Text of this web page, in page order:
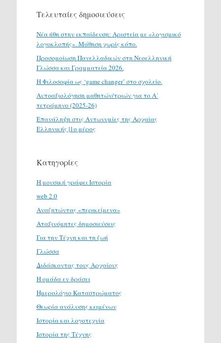
Τελευταίες δημοσιεύσεις
Νέα ήθη στην εκπαίδευση: Αριστεία με «λογισμικό
λογοκλοπής». Μάθηση χωρίς κόπο.
Προσομοίωση Πανελλαδικών στη Νεοελληνική
Γλώσσα και Γραμματεία 2026.
H Φιλοσοφία ως ‘game changer’ στο σχολείο.
Αυτοαξιολόγηση μαθητών/τριών για το Α΄
τετράμηνο (2025-26)
Επανάληψη στις Αντωνυμίες της Αρχαίας
Ελληνικής |1ο μέρος
Κατηγορίες
H μουσική γράφει Ιστορία
web 2.0
Αναζητώντας «περικείμενα»
Αταξινόμητες δημοσιεύσεις
Για την Τέχνη και τη ζωή
Γλώσσα
Διδάσκοντας τους Αρχαίους
Η ομάδα εν δράσει
Ημερολόγιο Καταστρώματος
Θεωρία ανάλυσης κειμένων
Ιστορία και λογοτεχνία
Ιστορία της Τέχνης